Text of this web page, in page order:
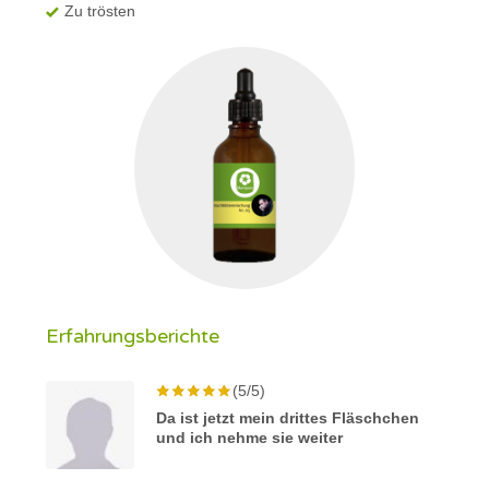
Zu trösten
Erfahrungsberichte
(5/5)
Da ist jetzt mein drittes Fläschchen
und ich nehme sie weiter